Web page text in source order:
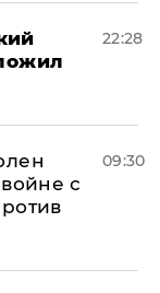
22:28
с
09:30